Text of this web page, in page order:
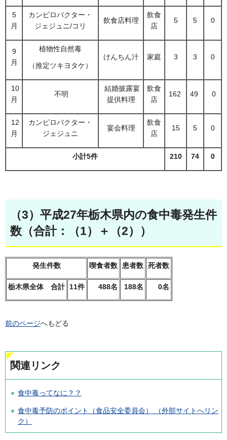
5
月
カンピロバクター・
ジェジュニ/コリ
飲食店料理
飲食
店
5 5 0
9
月
植物性自然毒
（推定ツキヨタケ）
けんちん汁 家庭 3 3 0
10
月
不明
結婚披露宴
提供料理
飲食
店
162 49 0
12
月
カンピロバクター・
ジェジュニ
宴会料理
飲食
店
15 5 0
小計5件 210 74 0
（3）平成27年栃木県内の食中毒発生件
数（合計：（1）＋（2））
発生件数 喫食者数 患者数 死者数
栃木県全体 合計 11件 488名 188名 0名
前のページへもどる
関連リンク
食中毒ってなに？？
食中毒予防のポイント（食品安全委員会） （外部サイトへリン
ク）